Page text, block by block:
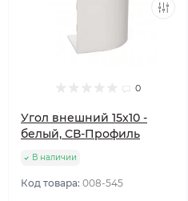
0
Угол внешний 15х10 -
белый, СВ-Профиль
В наличии
Код товара: 008-545